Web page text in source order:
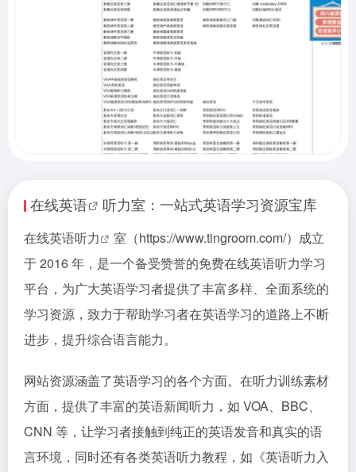
在线英语 听力室：一站式英语学习资源宝库
在线英语听力
室（https://www.tingroom.com/）成立
于 2016 年，是一个备受赞誉的免费在线英语听力学习
平台，为广大英语学习者提供了丰富多样、全面系统的
学习资源，致力于帮助学习者在英语学习的道路上不断
进步，提升综合语言能力。
网站资源涵盖了英语学习的各个方面。在听力训练素材
方面，提供了丰富的英语新闻听力，如 VOA、BBC、
CNN 等，让学习者接触到纯正的英语发音和真实的语
言环境，同时还有各类英语听力教程，如《英语听力入